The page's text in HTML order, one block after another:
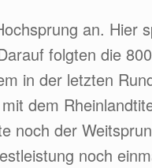
an. Hier
folgten die
in der letzten
dem
noch der
noch